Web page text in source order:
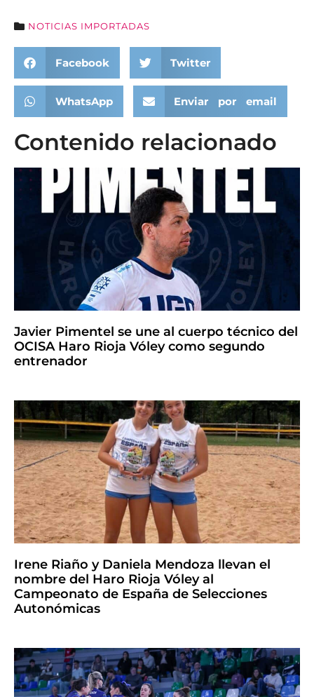
NOTICIAS IMPORTADAS
Facebook Twitter
WhatsApp Enviar por email
Contenido relacionado
Javier Pimentel se une al cuerpo técnico del
OCISA Haro Rioja Vóley como segundo
entrenador
Irene Riaño y Daniela Mendoza llevan el
nombre del Haro Rioja Vóley al
Campeonato de España de Selecciones
Autonómicas